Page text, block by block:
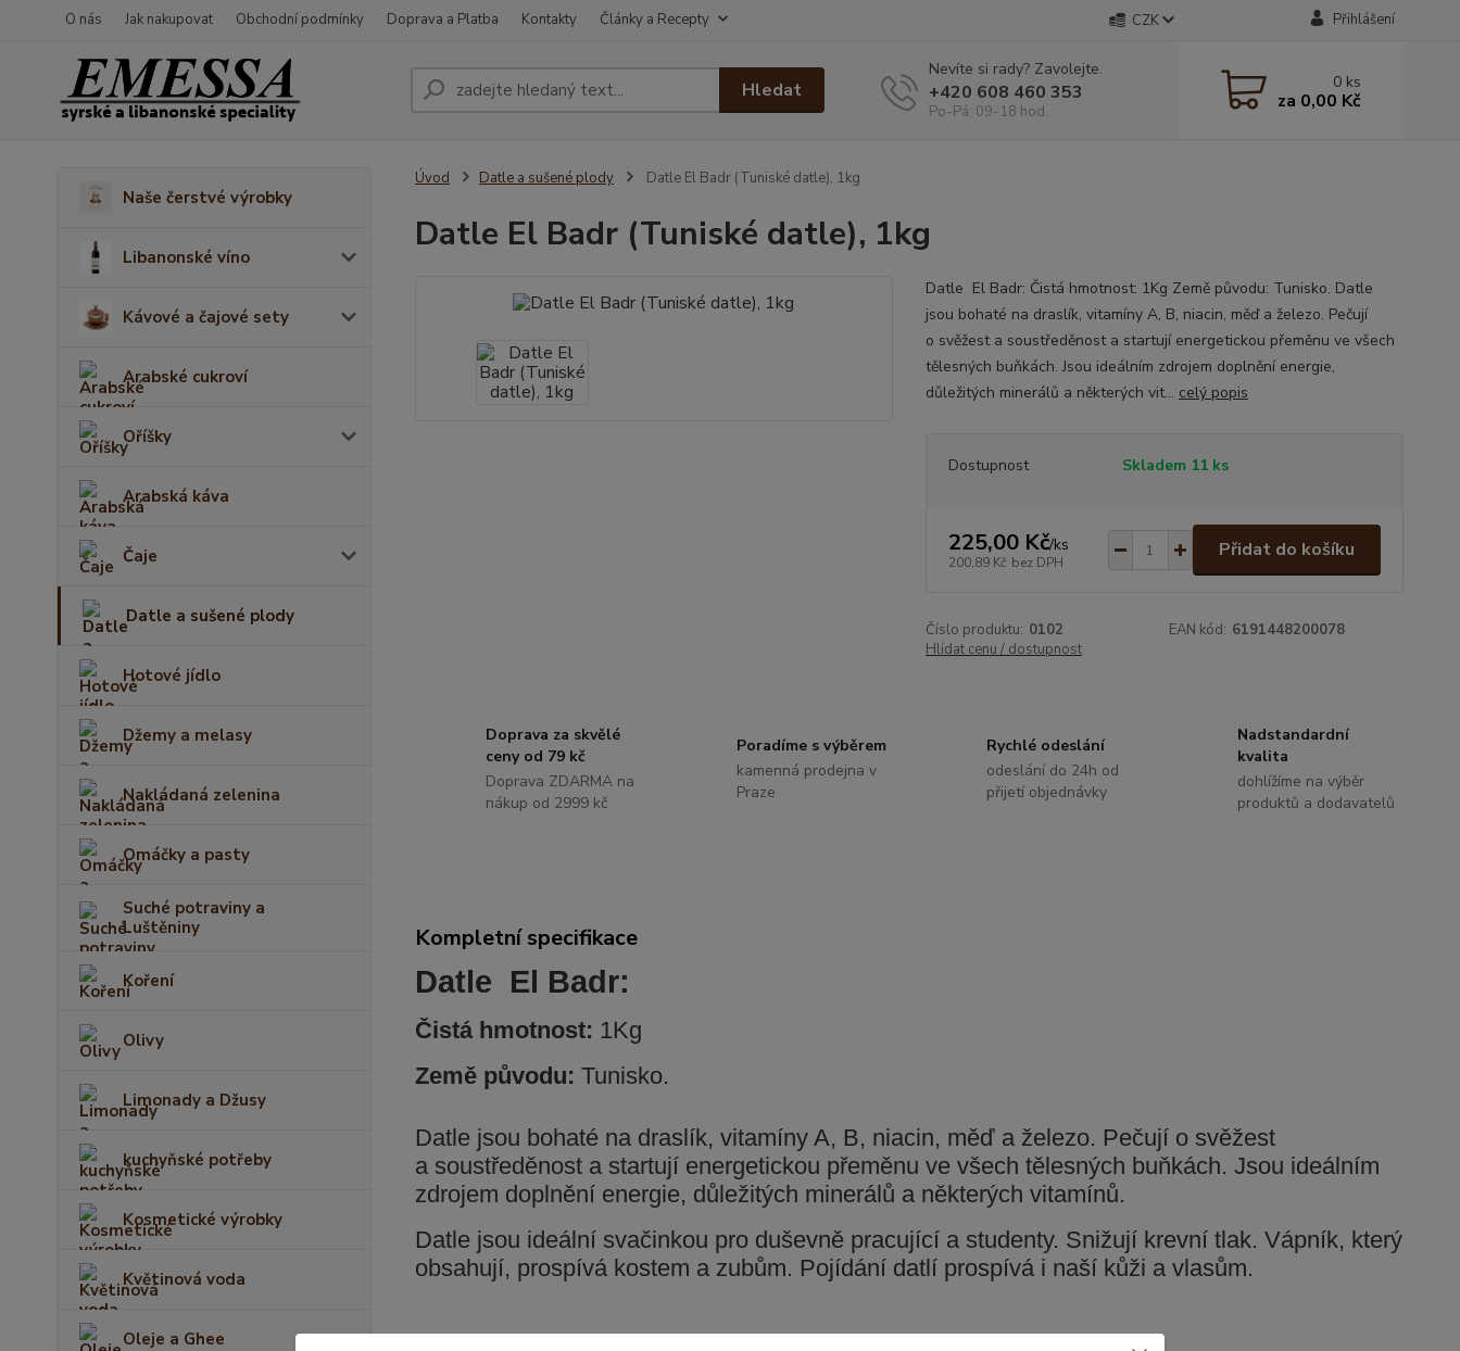
O nás Jak nakupovat Obchodní podmínky Doprava a Platba Kontakty Články a Recepty CZK Přihlášení
Hledat
Nevíte si rady? Zavolejte.
+420 608 460 353
Po-Pá: 09-18 hod.
0 ks
za 0,00 Kč
Naše čerstvé výrobky
Libanonské víno
Kávové a čajové sety
Arabské cukroví
Oříšky
Arabská káva
Čaje
Datle a sušené plody
Hotové jídlo
Džemy a melasy
Nakládaná zelenina
Omáčky a pasty
Suché potraviny a
Luštěniny
Koření
Olivy
Limonady a Džusy
kuchyňské potřeby
Kosmetické výrobky
Květinová voda
Oleje a Ghee
Úvod Datle a sušené plody Datle El Badr (Tuniské datle), 1kg
Datle El Badr (Tuniské datle), 1kg
Datle El Badr: Čistá hmotnost: 1Kg Země původu: Tunisko. Datle
jsou bohaté na draslík, vitamíny A, B, niacin, měď a železo. Pečují
o svěžest a soustředěnost a startují energetickou přeměnu ve všech
tělesných buňkách. Jsou ideálním zdrojem doplnění energie,
důležitých minerálů a některých vit... celý popis
Dostupnost Skladem 11 ks
225,00 Kč/ks
200,89 Kč bez DPH
Přidat do košíku
Číslo produktu: 0102 EAN kód: 6191448200078
Hlídat cenu / dostupnost
Doprava za skvělé
ceny od 79 kč
Doprava ZDARMA na
nákup od 2999 kč
Poradíme s výběrem
kamenná prodejna v
Praze
Rychlé odeslání
odeslání do 24h od
přijetí objednávky
Nadstandardní
kvalita
dohlížíme na výběr
produktů a dodavatelů
Kompletní specifikace
Datle El Badr:
Čistá hmotnost: 1Kg
Země původu: Tunisko.
Datle jsou bohaté na draslík, vitamíny A, B, niacin, měď a železo. Pečují o svěžest
a soustředěnost a startují energetickou přeměnu ve všech tělesných buňkách. Jsou ideálním
zdrojem doplnění energie, důležitých minerálů a některých vitamínů.
Datle jsou ideální svačinkou pro duševně pracující a studenty. Snižují krevní tlak. Vápník, který
obsahují, prospívá kostem a zubům. Pojídání datlí prospívá i naší kůži a vlasům.